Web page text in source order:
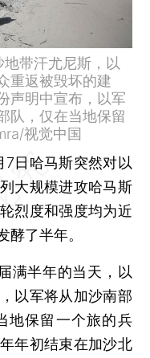
带汗尤尼斯，以
重返被毁坏的建
声明中宣布，以军
队，仅在当地保留
视觉中国
7日哈马斯突然对以
大规模进攻哈马斯
烈度和强度均为近
酵了半年。
半年的当天，以
以军将从加沙南部
地保留一个旅的兵
年初结束在加沙北